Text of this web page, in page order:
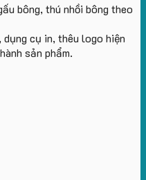
bông, thú nhồi bông theo
cụ in, thêu logo hiện
sản phẩm.